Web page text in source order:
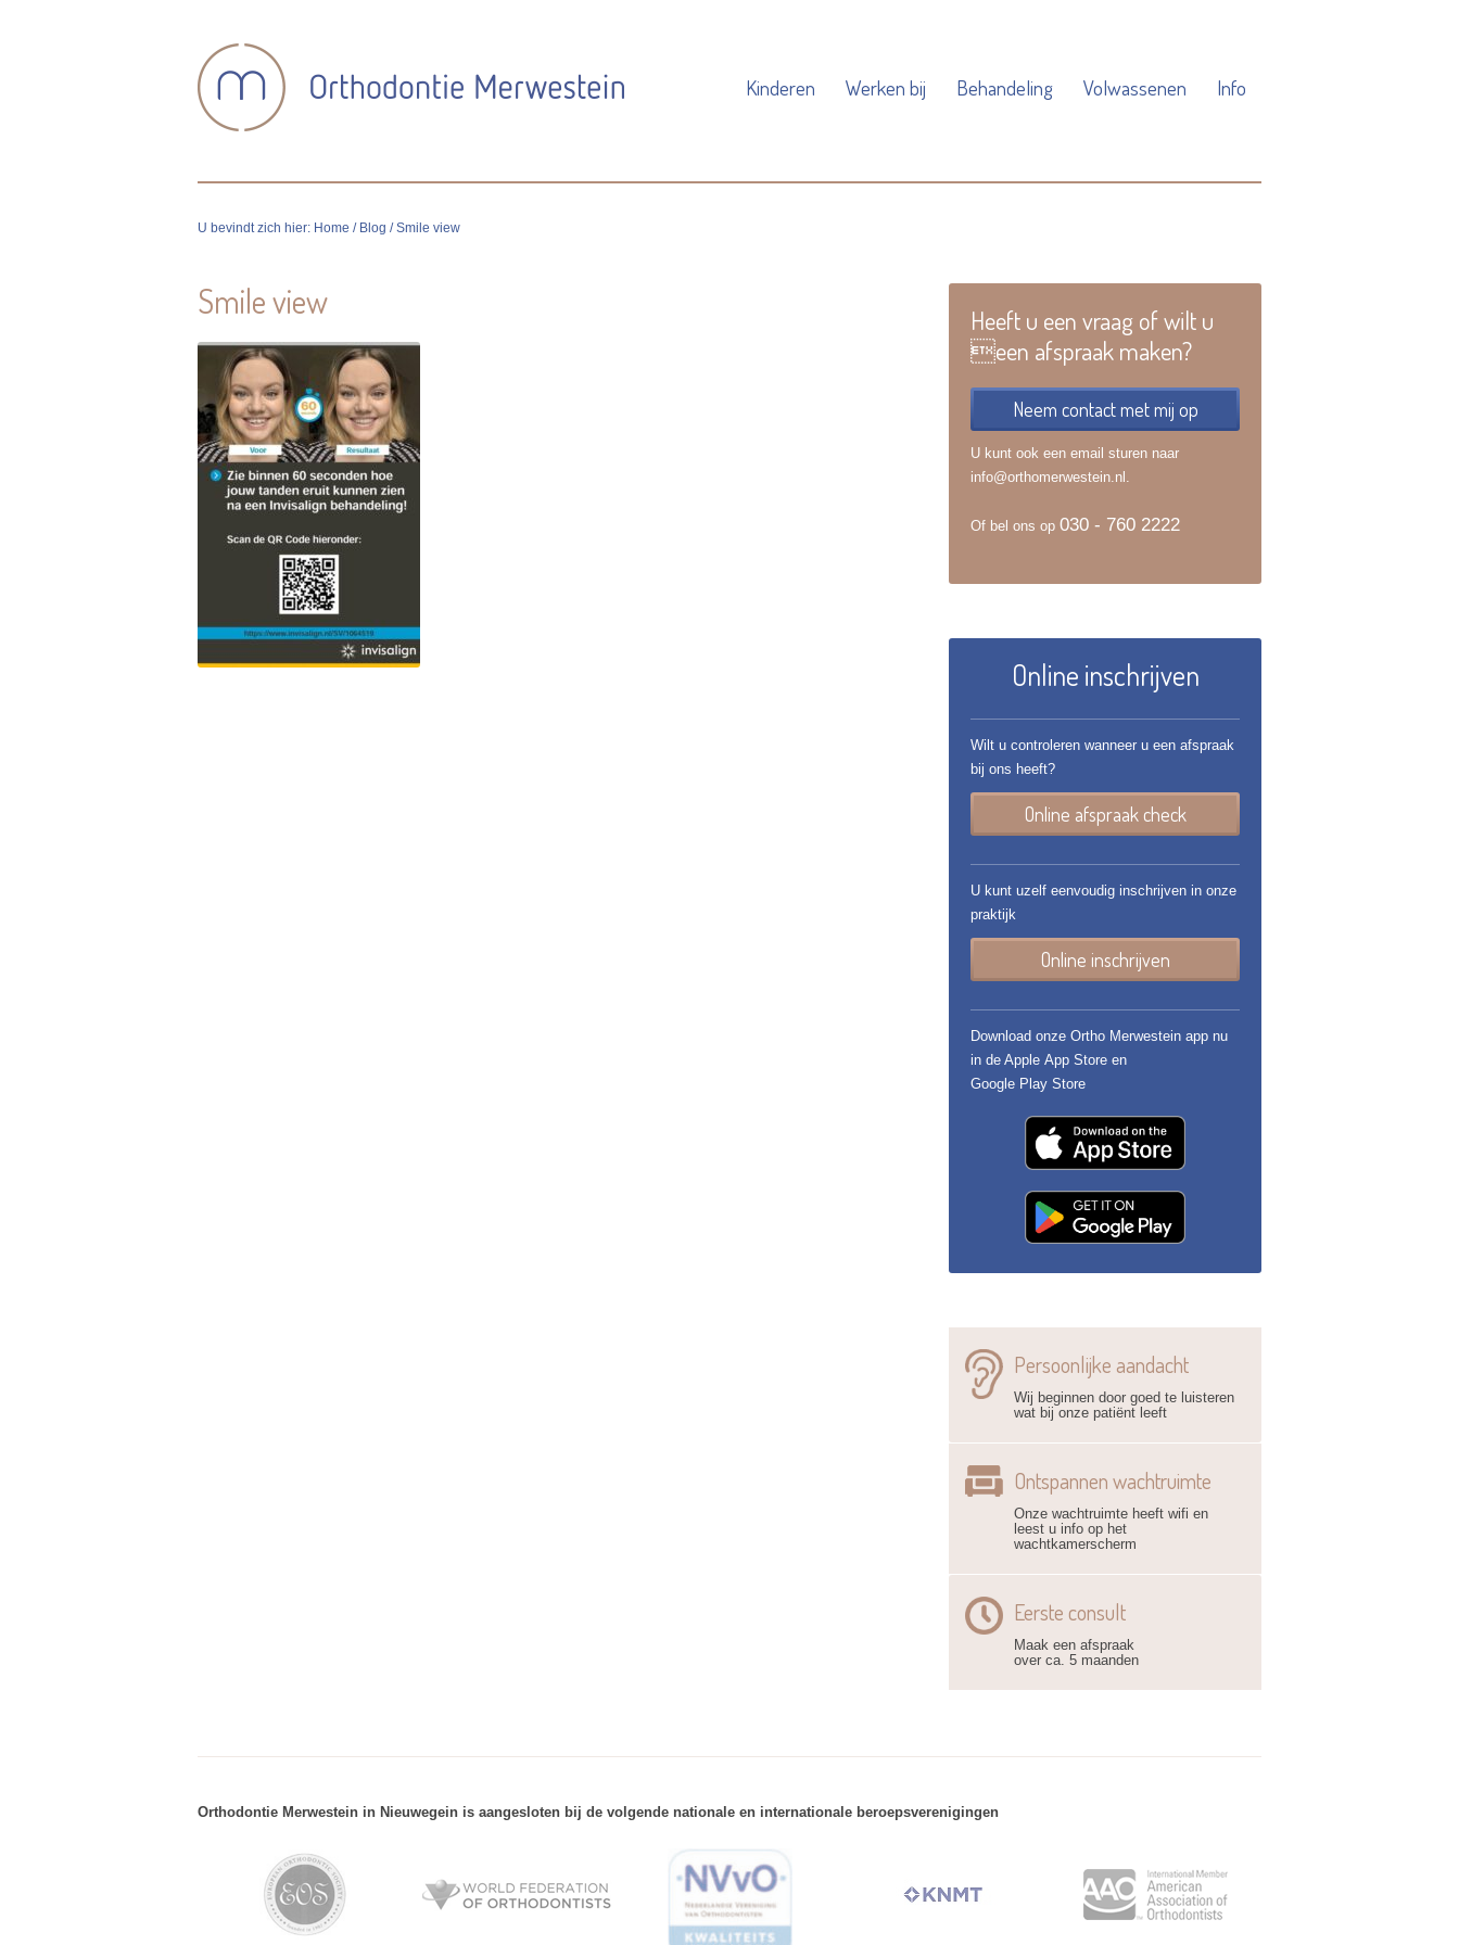
Kinderen Werken bij Behandeling Volwassenen Info
U bevindt zich hier: Home / Blog / Smile view
Smile view
Heeft u een vraag of wilt u
een afspraak maken?
Neem contact met mij op
U kunt ook een email sturen naar
info@orthomerwestein.nl.
Of bel ons op 030 - 760 2222
Online inschrijven
Wilt u controleren wanneer u een afspraak
bij ons heeft?
Online afspraak check
U kunt uzelf eenvoudig inschrijven in onze
praktijk
Online inschrijven
Download onze Ortho Merwestein app nu
in de Apple App Store en
Google Play Store
Persoonlijke aandacht
Wij beginnen door goed te luisteren
wat bij onze patiënt leeft
Ontspannen wachtruimte
Onze wachtruimte heeft wifi en
leest u info op het
wachtkamerscherm
Eerste consult
Maak een afspraak
over ca. 5 maanden
Orthodontie Merwestein in Nieuwegein is aangesloten bij de volgende nationale en internationale beroepsverenigingen